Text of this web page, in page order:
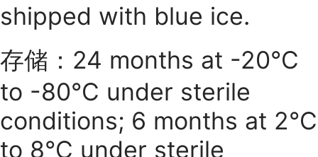
shipped with blue ice.
存储：24 months at -20°C
to -80°C under sterile
conditions; 6 months at 2°C
to 8°C under sterile